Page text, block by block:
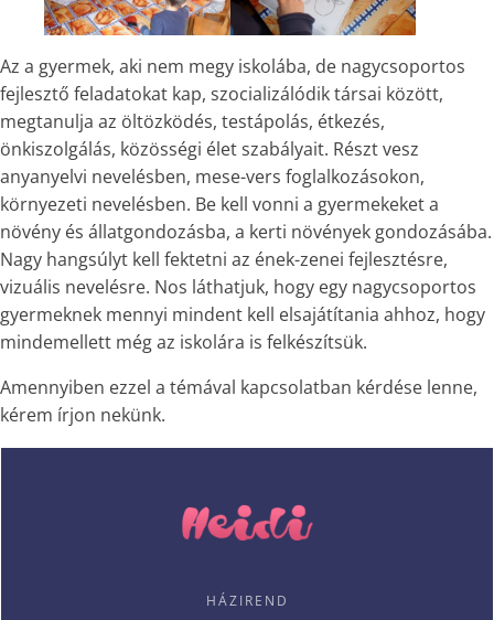
Az a gyermek, aki nem megy iskolába, de nagycsoportos
fejlesztő feladatokat kap, szocializálódik társai között,
megtanulja az öltözködés, testápolás, étkezés,
önkiszolgálás, közösségi élet szabályait. Részt vesz
anyanyelvi nevelésben, mese-vers foglalkozásokon,
környezeti nevelésben. Be kell vonni a gyermekeket a
növény és állatgondozásba, a kerti növények gondozásába.
Nagy hangsúlyt kell fektetni az ének-zenei fejlesztésre,
vizuális nevelésre. Nos láthatjuk, hogy egy nagycsoportos
gyermeknek mennyi mindent kell elsajátítania ahhoz, hogy
mindemellett még az iskolára is felkészítsük.
Amennyiben ezzel a témával kapcsolatban kérdése lenne,
kérem írjon nekünk.
HÁZIREND